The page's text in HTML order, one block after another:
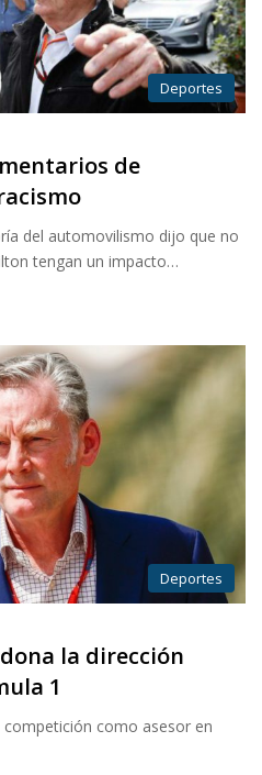
Deportes
de
del automovilismo dijo que no
tengan un impacto…
Deportes
la dirección
1
como asesor en